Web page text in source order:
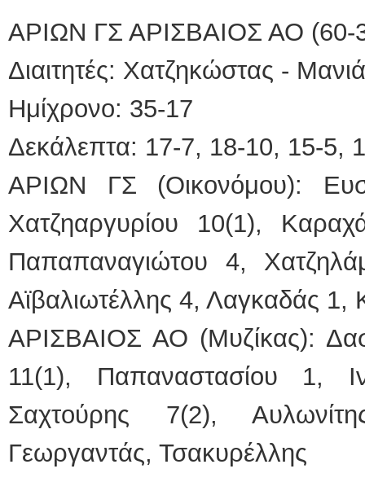
ΑΡΙΩΝ ΓΣ ΑΡΙΣΒΑΙΟΣ ΑΟ (60-
Διαιτητές: Χατζηκώστας -
Ημίχρονο: 35-17
Δεκάλεπτα: 17-7, 18-10, 15-5,
ΑΡΙΩΝ ΓΣ (Οικονόμου):
Χατζηαργυρίου 10(1),
Παπαπαναγιώτου 4,
Αϊβαλιωτέλλης 4, Λαγκαδάς 1,
ΑΡΙΣΒΑΙΟΣ ΑΟ (Μυζίκας):
11(1), Παπαναστασίου 1,
Σαχτούρης 7(2),
Γεωργαντάς, Τσακυρέλλης